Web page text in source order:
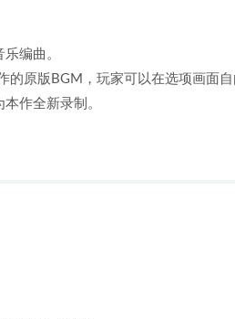
编曲。
原版BGM，玩家可以在选项画面自
作全新录制。